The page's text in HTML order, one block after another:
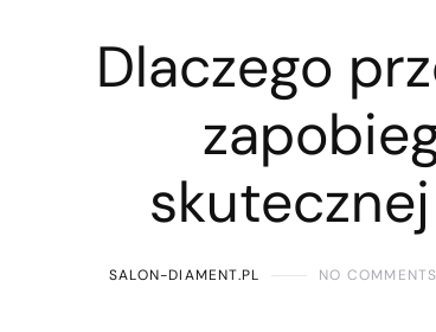
Dlaczego
SALON-DIAMENT.PL NO COMMENTS